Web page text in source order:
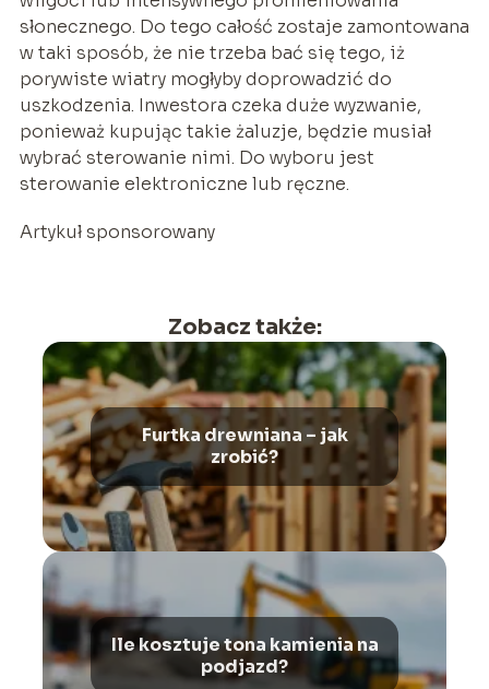
słonecznego. Do tego całość zostaje zamontowana
w taki sposób, że nie trzeba bać się tego, iż
porywiste wiatry mogłyby doprowadzić do
uszkodzenia. Inwestora czeka duże wyzwanie,
ponieważ kupując takie żaluzje, będzie musiał
wybrać sterowanie nimi. Do wyboru jest
sterowanie elektroniczne lub ręczne.
Artykuł sponsorowany
Zobacz także:
Furtka drewniana – jak
zrobić?
Ile kosztuje tona kamienia na
podjazd?